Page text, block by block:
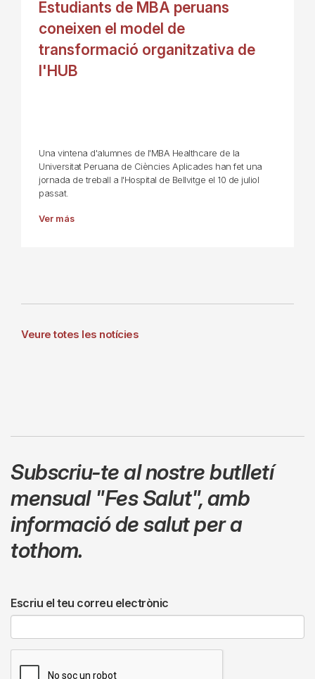
Estudiants de MBA peruans
coneixen el model de
transformació organitzativa de
l'HUB
Una vintena d'alumnes de l'MBA Healthcare de la
Universitat Peruana de Ciències Aplicades han fet una
jornada de treball a l'Hospital de Bellvitge el 10 de juliol
passat.
Ver más
Veure totes les notícies
Subscriu-te al nostre butlletí
mensual "Fes Salut",amb
informació de salut per a
tothom.
Escriu el teu correu electrònic